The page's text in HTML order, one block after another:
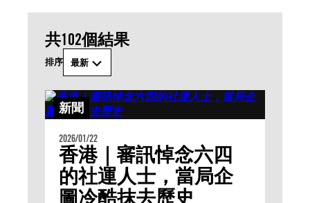
共102個結果
排序 最新
新聞
2026/01/22
香港｜審訊悼念六四
的社運人士，當局企
圖冷酷抹去歷史